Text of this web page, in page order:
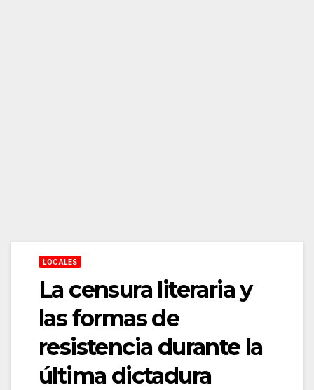
LOCALES
La censura literaria y
las formas de
resistencia durante la
última dictadura